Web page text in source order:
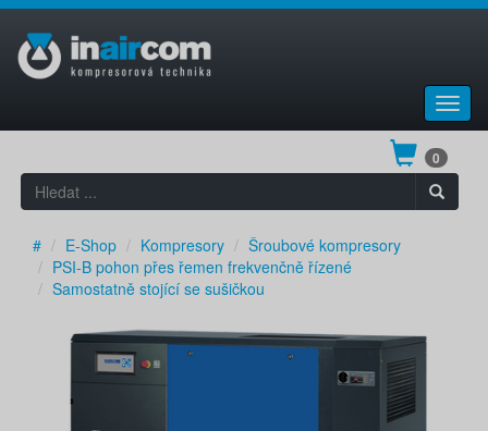
0
# E-Shop Kompresory
Šroubové kompresory
PSI-B pohon přes řemen frekvenčně řízené
Samostatně stojící se sušičkou